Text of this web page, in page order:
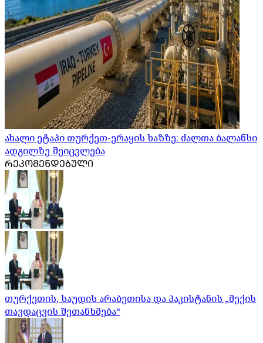
ახალი ეტაპი თურქეთ-ერაყის ხაზზე: ძალთა ბალანსი
ადგილზე შეიცვლება
ᲠᲔᲙᲝᲛᲔᲜᲓᲔᲑᲣᲚᲘ
თურქეთის, საუდის არაბეთისა და პაკისტანის „მექის
თავდაცვის შეთანხმება“